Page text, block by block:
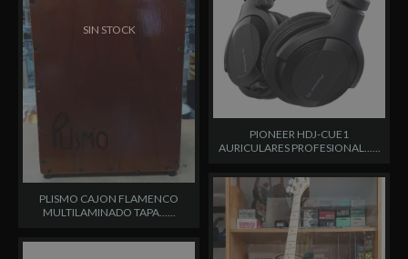
SIN STOCK
PLISMO CAJON FLAMENCO
MULTILAMINADO TAPA......
PIONEER HDJ-CUE1
AURICULARES PROFESIONAL......